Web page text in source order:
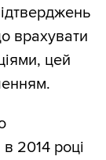
врахувати
цей
2014 році